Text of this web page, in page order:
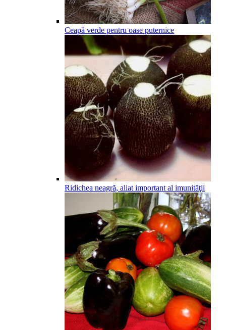
Ceapă verde pentru oase puternice
Ridichea neagră, aliat important al imunităţii